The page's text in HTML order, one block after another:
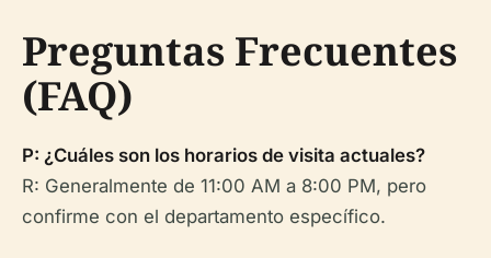
Preguntas Frecuentes
(FAQ)
P: ¿Cuáles son los horarios de visita actuales?
R: Generalmente de 11:00 AM a 8:00 PM, pero
confirme con el departamento específico.